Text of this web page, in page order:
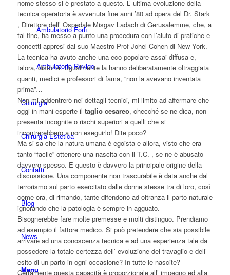
Ambulatorio Forlì
Ambulatorio Rovigo
Chirurgia
Chirurgia Estetica
Contatti
Blog
News
Menu
nome stesso si è prestato a questo. L’ ultima evoluzione della
tecnica operatoria è avvenuta fine anni ’80 ad opera del Dr. Stark
, Direttore dell’ Ospedale Misgav Ladach di Gerusalemme, che, a
tal fine, ha messo a punto una procedura con l’aiuto di pratiche e
concetti appresi dal suo Maestro Prof Johel Cohen di New York.
La tecnica ha avuto anche una eco popolare assai diffusa e,
talora, distorta. Ugualmente la hanno deliberatamente oltraggiata
quanti, medici e professori di fama, “non la avevano inventata
prima”…
Non mi addentrerò nei dettagli tecnici, mi limito ad affermare che
oggi in mani esperte il taglio cesareo, checché se ne dica, non
presenta incognite o rischi superiori a quelli che si
incontrerebbero a non eseguirlo! Dite poco?
Ma si sa che la natura umana è egoista e allora, visto che era
tanto “facile” ottenere una nascita con il T.C. , se ne è abusato
davvero spesso. E questo è davvero la principale origine della
discussione. Una componente non trascurabile è data anche dal
terrorismo sul parto esercitato dalle donne stesse tra di loro, così
come ora, di rimando, tante difendono ad oltranza il parto naturale
ignorando che la patologia è sempre in agguato.
Bisognerebbe fare molte premesse e molti distinguo. Prendiamo
ad esempio il fattore medico. Si può pretendere che sia possibile
arrivare ad una conoscenza tecnica e ad una esperienza tale da
possedere la totale certezza dell’ evoluzione del travaglio e dell’
esito di un parto in ogni occasione? In tutte le nascite?
Certamente questa capacità è proporzionale all’ impegno ed alla